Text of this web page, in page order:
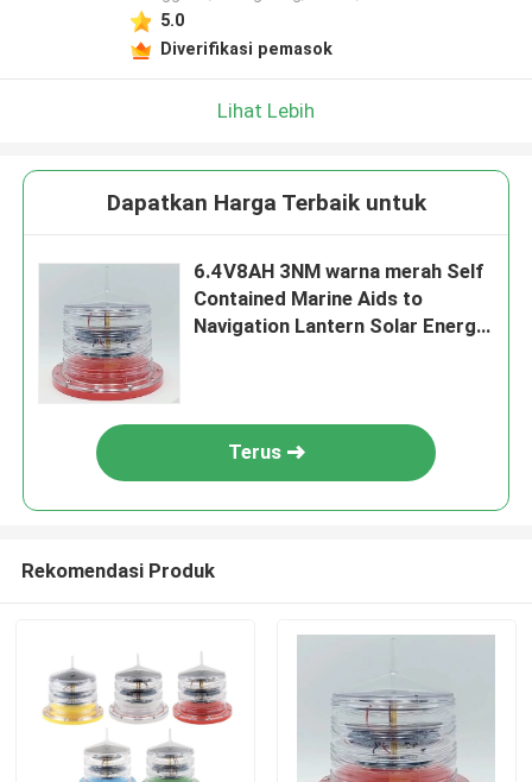
5.0
Diverifikasi pemasok
Lihat Lebih
Dapatkan Harga Terbaik untuk
6.4V8AH 3NM warna merah Self
Contained Marine Aids to
Navigation Lantern Solar Energy
Terus
Rekomendasi Produk